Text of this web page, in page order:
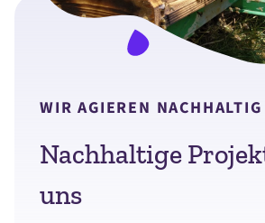
WIR AGIEREN NACHHALTIG
Nachhaltige
uns